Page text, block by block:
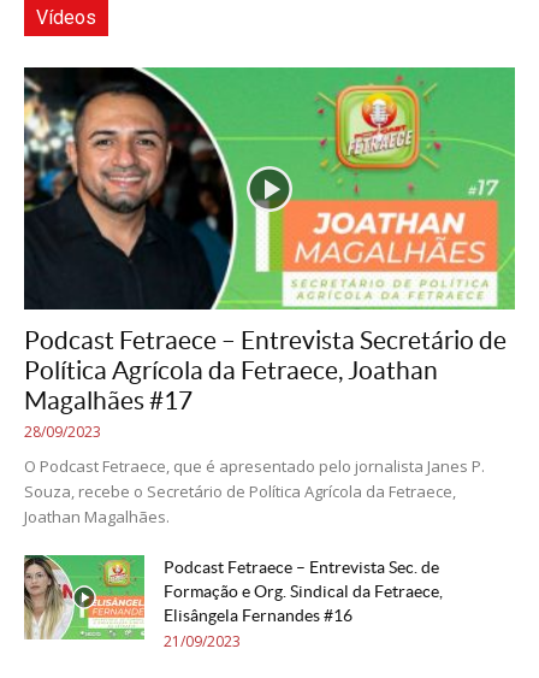
Vídeos
Podcast Fetraece – Entrevista Secretário de
Política Agrícola da Fetraece, Joathan
Magalhães #17
28/09/2023
O Podcast Fetraece, que é apresentado pelo jornalista Janes P.
Souza, recebe o Secretário de Política Agrícola da Fetraece,
Joathan Magalhães.
Podcast Fetraece – Entrevista Sec. de
Formação e Org. Sindical da Fetraece,
Elisângela Fernandes #16
21/09/2023